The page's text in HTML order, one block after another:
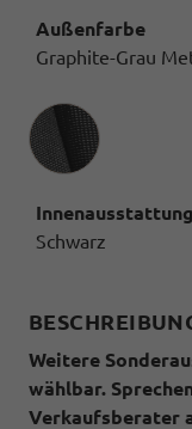
Außenfarbe
Graphite-Grau
Innenausstattung
Innenausstattung
Schwarz
Weitere
wählbar.
Verkaufsberater